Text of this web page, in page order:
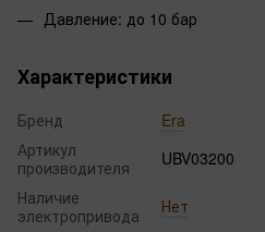
Давление: до 10 бар
Характеристики
Бренд
Era
Артикул
производителя
UBV03200
Наличие
электропривода
Нет